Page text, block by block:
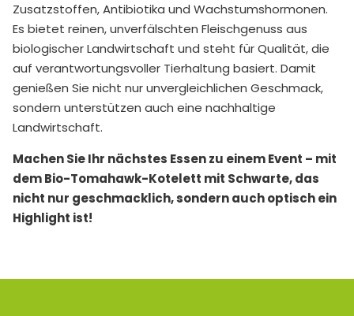
Zusatzstoffen, Antibiotika und Wachstumshormonen.
Es bietet reinen, unverfälschten Fleischgenuss aus
biologischer Landwirtschaft und steht für Qualität, die
auf verantwortungsvoller Tierhaltung basiert. Damit
genießen Sie nicht nur unvergleichlichen Geschmack,
sondern unterstützen auch eine nachhaltige
Landwirtschaft.
Machen Sie Ihr nächstes Essen zu einem Event – mit
dem Bio-Tomahawk-Kotelett mit Schwarte, das
nicht nur geschmacklich, sondern auch optisch ein
Highlight ist!